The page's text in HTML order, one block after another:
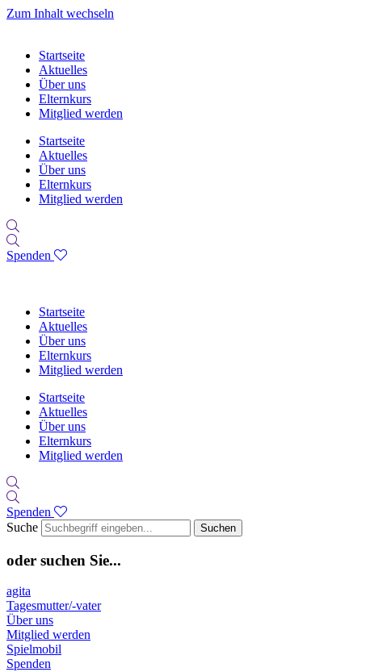
Zum Inhalt wechseln
Startseite
Aktuelles
Über uns
Elternkurs
Mitglied werden
Startseite
Aktuelles
Über uns
Elternkurs
Mitglied werden
Spenden
Startseite
Aktuelles
Über uns
Elternkurs
Mitglied werden
Startseite
Aktuelles
Über uns
Elternkurs
Mitglied werden
Spenden
Suche
Suchen
oder suchen Sie...
agita
Tagesmutter/-vater
Über uns
Mitglied werden
Spielmobil
Spenden